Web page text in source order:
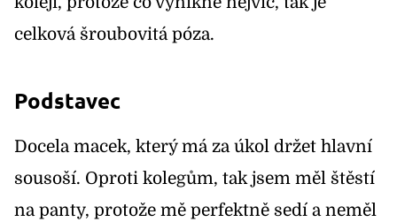
celková šroubovitá póza.
Podstavec
Docela macek, který má za úkol držet hlavní
sousoší. Oproti kolegům, tak jsem měl štěstí
na panty, protože mě perfektně sedí a neměl